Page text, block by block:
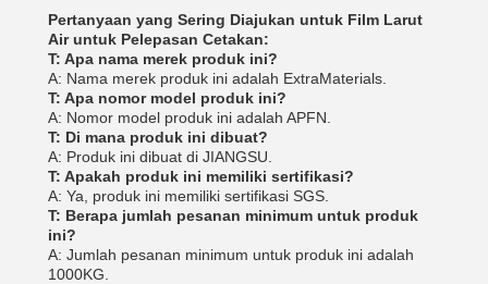
Pertanyaan yang Sering Diajukan untuk Film Larut
Air untuk Pelepasan Cetakan:
T: Apa nama merek produk ini?
A: Nama merek produk ini adalah ExtraMaterials.
T: Apa nomor model produk ini?
A: Nomor model produk ini adalah APFN.
T: Di mana produk ini dibuat?
A: Produk ini dibuat di JIANGSU.
T: Apakah produk ini memiliki sertifikasi?
A: Ya, produk ini memiliki sertifikasi SGS.
T: Berapa jumlah pesanan minimum untuk produk
ini?
A: Jumlah pesanan minimum untuk produk ini adalah
1000KG.